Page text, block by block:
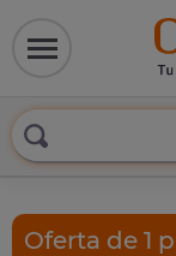
Oferta de 1